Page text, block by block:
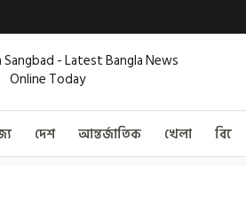
দেশ আন্তর্জাতিক খেলা